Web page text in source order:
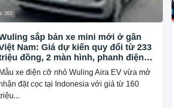
360
sắp bán xe mini mới ở gần
Nam: Giá dự kiến quy đổi từ 233
đồng, 2 màn hình, phanh điện
chạy 300km/sạc
Mẫu xe điện cỡ nhỏ Wuling Aira EV vừa mở
đặt cọc tại Indonesia với giá từ 160